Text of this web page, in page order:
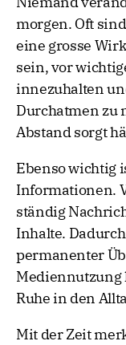
morgen. Oft
eine grosse
sein, vor
innezuhalten
Durchatmen zu
Abstand sorgt
Ebenso wichtig
Informationen.
ständig
Inhalte.
permanenter
Ruhe in den
Mit der Zeit